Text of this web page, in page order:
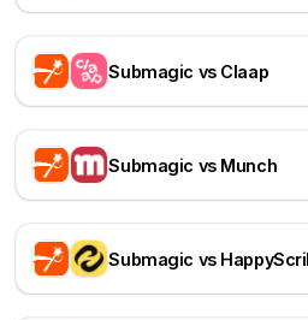
Submagic vs Claap
Submagic vs Munch
Submagic vs